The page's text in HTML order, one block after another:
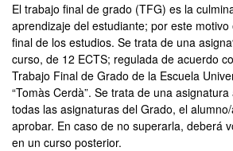
El trabajo final de grado (TFG) es la
aprendizaje del estudiante; por este
final de los estudios. Se trata de una
curso, de 12 ECTS; regulada de acuerdo
Trabajo Final de Grado de la Escuela
“Tomàs Cerdà”. Se trata de una
todas las asignaturas del Grado, el
aprobar. En caso de no superarla, deberá
en un curso posterior.